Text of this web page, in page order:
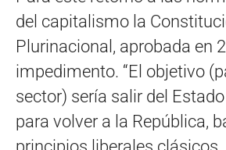
del capitalismo la
Plurinacional, aprobada en
impedimento. “El objetivo
sector) sería salir del
para volver a la República,